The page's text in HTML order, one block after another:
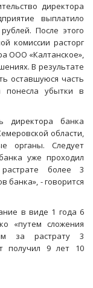
директора
выплатило
После этого
комиссии расторг
ООО «Калтанское»,
В результате
оставшуюся часть
понесла убытки в
директора банка
области,
органы. Следует
уже проходил
более 3
банка», - говорится
в виде 1 года 6
«путем сложения
за растрату 3
получил 9 лет 10